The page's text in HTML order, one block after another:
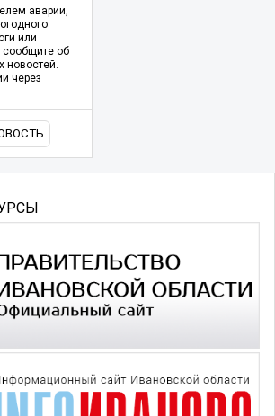
аварии,
или
сообщите об
новостей.
через